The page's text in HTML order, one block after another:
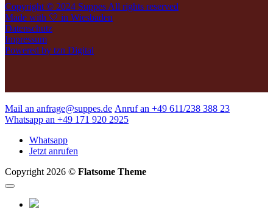
Copyright © 2024 Suppes All rights reserved
Made with 🤍 in Wiesbaden
Datenschutz
Impressum
Powered by tzn Digital
Mail an anfrage@suppes.de Anruf an +49 611/238 388 23
Whatsapp an +49 171 920 2925
Whatsapp
Jetzt anrufen
Copyright 2026 © Flatsome Theme